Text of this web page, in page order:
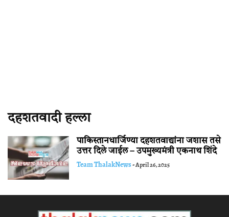
दहशतवादी हल्ला
पाकिस्तानधार्जिण्या दहशतवाद्यांना जशास तसे
उत्तर दिले जाईल – उपमुख्यमंत्री एकनाथ शिंदे
Team ThalakNews-April 26, 2025